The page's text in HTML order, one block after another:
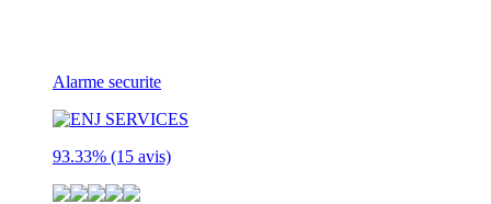
Alarme securite
93.33% (15 avis)